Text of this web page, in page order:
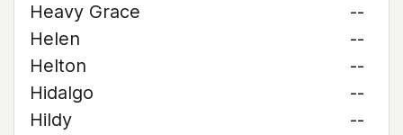
Heavy Grace
--
Helen
--
Helton
--
Hidalgo
--
Hildy
--